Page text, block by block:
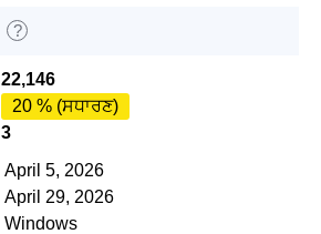
?
22,146
20 % (ਸਧਾਰਣ)
3
April 5, 2026
April 29, 2026
Windows